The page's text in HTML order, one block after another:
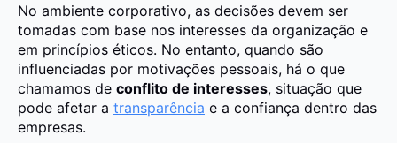
No ambiente corporativo, as decisões devem ser
tomadas com base nos interesses da organização e
em princípios éticos. No entanto, quando são
influenciadas por motivações pessoais, há o que
chamamos de conflito de interesses, situação que
pode afetar a transparência e a confiança dentro das
empresas.